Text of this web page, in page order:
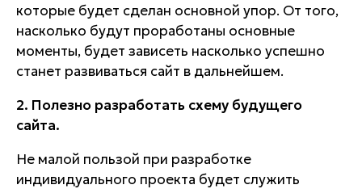
которые будет сделан основной упор. От того,
насколько будут проработаны основные
моменты, будет зависеть насколько успешно
станет развиваться сайт в дальнейшем.
2. Полезно разработать схему будущего
сайта.
Не малой пользой при разработке
индивидуального проекта будет служить